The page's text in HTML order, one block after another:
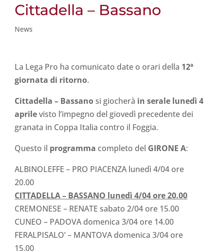
Cittadella – Bassano
News
La Lega Pro ha comunicato date o orari della 12ª
giornata di ritorno.
Cittadella – Bassanosi giocherà in serale lunedì 4
aprilevisto l’impegno del giovedì precedente dei
granata in Coppa Italia contro il Foggia.
Questo il programma completo del GIRONE A:
ALBINOLEFFE – PRO PIACENZA lunedì 4/04 ore
20.00
CITTADELLA – BASSANO lunedì 4/04 ore 20.00
CREMONESE – RENATE sabato 2/04 ore 15.00
CUNEO – PADOVA domenica 3/04 ore 14.00
FERALPISALO’ – MANTOVA domenica 3/04 ore
15.00